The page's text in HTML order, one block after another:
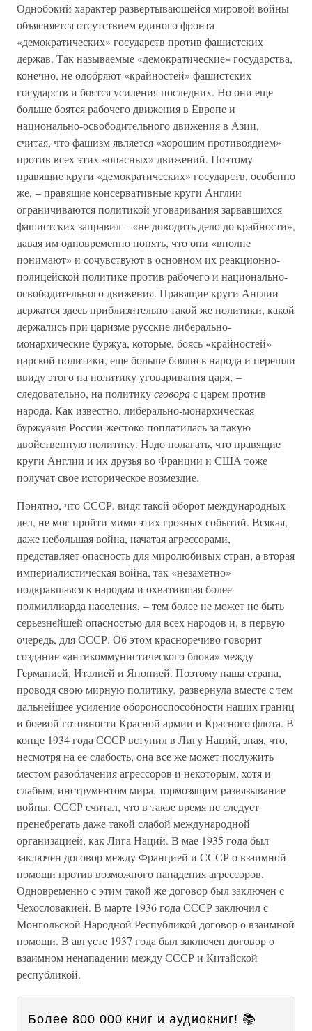
Однобокий характер развертывающейся мировой войны
объясняется отсутствием единого фронта
«демократических» государств против фашистских
держав. Так называемые «демократические» государства,
конечно, не одобряют «крайностей» фашистских
государств и боятся усиления последних. Но они еще
больше боятся рабочего движения в Европе и
национально-освободительного движения в Азии,
считая, что фашизм является «хорошим противоядием»
против всех этих «опасных» движений. Поэтому
правящие круги «демократических» государств, особенно
же, – правящие консервативные круги Англии
ограничиваются политикой уговаривания зарвавшихся
фашистских заправил – «не доводить дело до крайности»,
давая им одновременно понять, что они «вполне
понимают» и сочувствуют в основном их реакционно-
полицейской политике против рабочего и национально-
освободительного движения. Правящие круги Англии
держатся здесь приблизительно такой же политики, какой
держались при царизме русские либерально-
монархические буржуа, которые, боясь «крайностей»
царской политики, еще больше боялись народа и перешли
ввиду этого на политику уговаривания царя, –
следовательно, на политикусговорас царем против
народа. Как известно, либерально-монархическая
буржуазия России жестоко поплатилась за такую
двойственную политику. Надо полагать, что правящие
круги Англии и их друзья во Франции и США тоже
получат свое историческое возмездие.
Понятно, что СССР, видя такой оборот международных
дел, не мог пройти мимо этих грозных событий. Всякая,
даже небольшая война, начатая агрессорами,
представляет опасность для миролюбивых стран, а вторая
империалистическая война, так «незаметно»
подкравшаяся к народам и охватившая более
полмиллиарда населения, – тем более не может не быть
серьезнейшей опасностью для всех народов и, в первую
очередь, для СССР. Об этом красноречиво говорит
создание «антикоммунистического блока» между
Германией, Италией и Японией. Поэтому наша страна,
проводя свою мирную политику, развернула вместе с тем
дальнейшее усиление обороноспособности наших границ
и боевой готовности Красной армии и Красного флота. В
конце 1934 года СССР вступил в Лигу Наций, зная, что,
несмотря на ее слабость, она все же может послужить
местом разоблачения агрессоров и некоторым, хотя и
слабым, инструментом мира, тормозящим развязывание
войны. СССР считал, что в такое время не следует
пренебрегать даже такой слабой международной
организацией, как Лига Наций. В мае 1935 года был
заключен договор между Францией и СССР о взаимной
помощи против возможного нападения агрессоров.
Одновременно с этим такой же договор был заключен с
Чехословакией. В марте 1936 года СССР заключил с
Монгольской Народной Республикой договор о взаимной
помощи. В августе 1937 года был заключен договор о
взаимном ненападении между СССР и Китайской
республикой.
Более 800 000 книг и аудиокниг! 📚